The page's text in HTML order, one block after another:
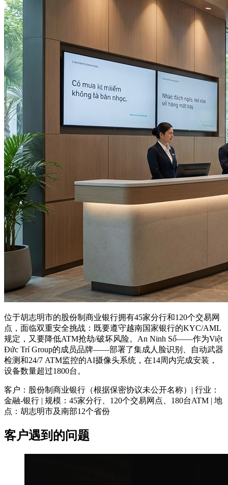
位于胡志明市的股份制商业银行拥有45家分行和120个交易网
点，面临双重安全挑战：既要遵守越南国家银行的KYC/AML
规定，又要降低ATM抢劫/破坏风险。An Ninh Số——作为Việt
Đức Trí Group的成员品牌——部署了集成人脸识别、自动武器
检测和24/7 ATM监控的AI摄像头系统，在14周内完成安装，
设备数量超过1800台。
客户：股份制商业银行（根据保密协议未公开名称）| 行业：
金融-银行 | 规模：45家分行、120个交易网点、180台ATM | 地
点：胡志明市及南部12个省份
客户遇到的问题